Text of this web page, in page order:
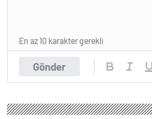
Gönder
En az 10 karakter gerekli